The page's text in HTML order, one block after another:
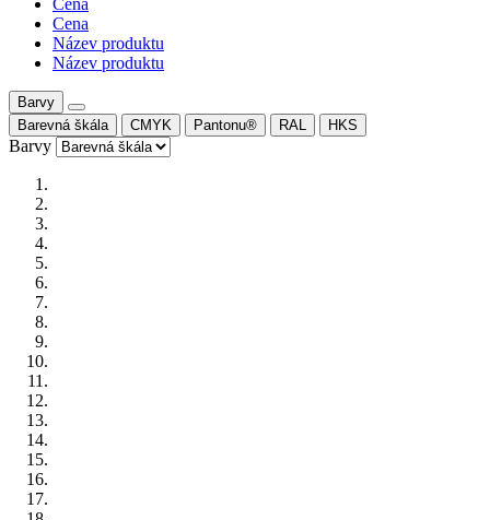
Cena
Cena
Název produktu
Název produktu
Barvy
Barevná škála
CMYK Pantonu® RAL HKS
Barvy